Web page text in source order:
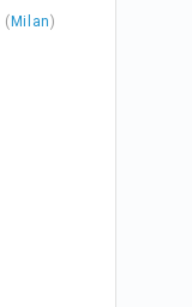
( Milan)